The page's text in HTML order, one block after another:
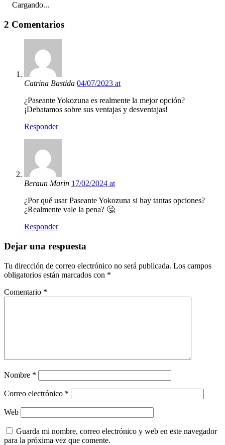
Cargando...
2 Comentarios
Catrina Bastida 04/07/2023 at
¿Paseante Yokozuna es realmente la mejor opción?
¡Debatamos sobre sus ventajas y desventajas!
Responder
Beraun Marin 17/02/2024 at
¿Por qué usar Paseante Yokozuna si hay tantas opciones?
¿Realmente vale la pena? 🤔
Responder
Dejar una respuesta
Tu dirección de correo electrónico no será publicada. Los campos
obligatorios están marcados con *
Comentario *
Nombre *
Correo electrónico *
Web
Guarda mi nombre, correo electrónico y web en este navegador
para la próxima vez que comente.